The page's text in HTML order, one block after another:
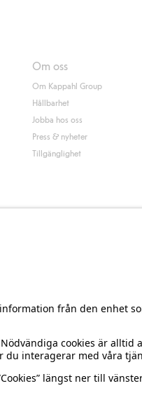
Om oss
Om Kappahl Group
Hållbarhet
Jobba hos oss
Press & nyheter
Tillgänglighet